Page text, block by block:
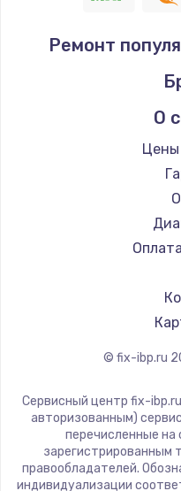
Ремонт
О
Цены
© fix-ibp.ru
Сервисный центр fix-
авторизованным)
перечисленные на
зарегистрированным
правообладателей.
индивидуализации